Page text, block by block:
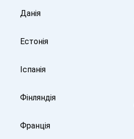
Данія
Естонія
Іспанія
Фінляндія
Франція